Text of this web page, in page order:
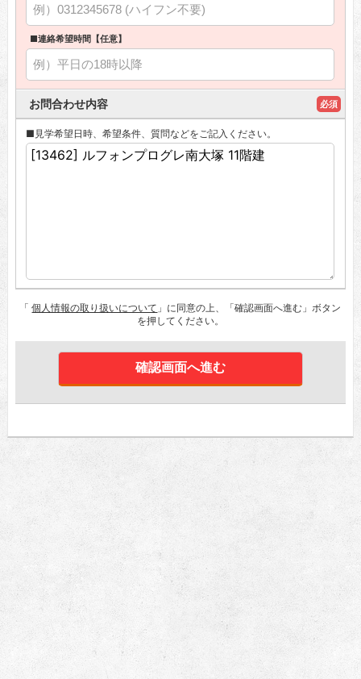
■連絡希望時間【任意】
お問合わせ内容 必須
■見学希望日時、希望条件、質問などをご記入ください。
「個人情報の取り扱いについて 」に同意の上、「確認画面へ進む」ボタン
を押してください。